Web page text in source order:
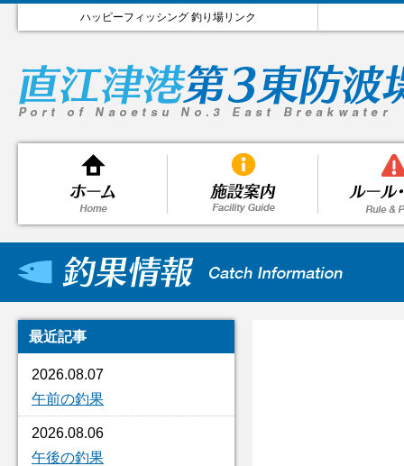
ハッピーフィッシング 釣り場リンク
最近記事
2026.08.07
午前の釣果
2026.08.06
午後の釣果